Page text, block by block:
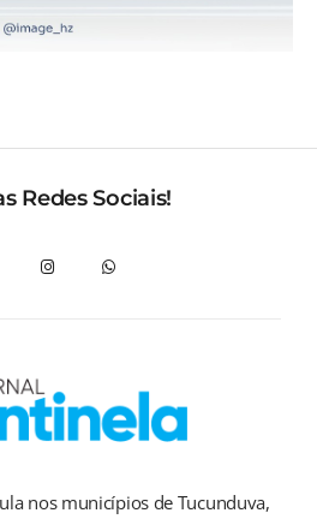
Redes Sociais!
nos municípios de Tucunduva,